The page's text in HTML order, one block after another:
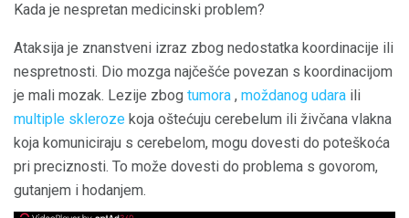
Kada je nespretan medicinski problem?
Ataksija je znanstveni izraz zbog nedostatka koordinacije ili
nespretnosti. Dio mozga najčešće povezan s koordinacijom
je mali mozak. Lezije zbog tumora , moždanog udara ili
multiple skleroze koja oštećuju cerebelum ili živčana vlakna
koja komuniciraju s cerebelom, mogu dovesti do poteškoća
pri preciznosti. To može dovesti do problema s govorom,
gutanjem i hodanjem.